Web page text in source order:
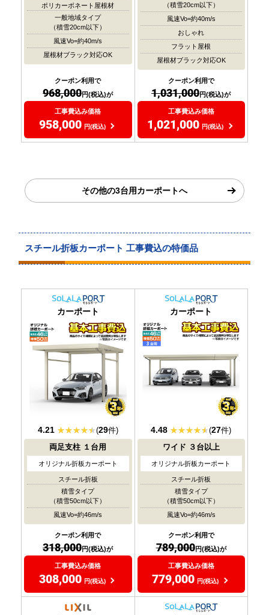
ポリカーボネート屋根材
一般地域タイプ
（積雪20cm以下）
風速Vo=約40m/s
屋根材ブラック対応OK
クーポン利用で
968,000円(税込)が
工事費込み価格
958,000 円(税込)
（積雪20cm以下）
風速Vo=約40m/s
おしゃれ
フラット屋根
屋根材ブラック対応OK
クーポン利用で
1,031,000円(税込)が
工事費込み価格
1,021,000 円(税込)
その他の3台用カーポートへ
スチール折板カーポート 工事費込の特価品
カーポート
耐積雪/風圧
4.21 (29件)
両足支柱 １台用
オリジナル折板カーポート
スチール折板
積雪タイプ
（積雪50cm以下）
風速Vo=約46m/s
クーポン利用で
318,000円(税込)が
工事費込み価格
308,000 円(税込)
カーポート
耐積雪/風圧
4.48 (27件)
ワイド ３台以上
オリジナル折板カーポート
スチール折板
積雪タイプ
（積雪50cm以下）
風速Vo=約46m/s
クーポン利用で
789,000円(税込)が
工事費込み価格
779,000 円(税込)